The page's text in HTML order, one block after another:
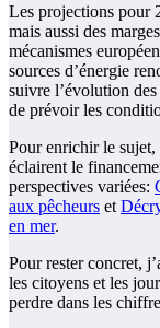
Les projections pour
mais aussi des
mécanismes
sources d’énergie
suivre l’évolution
de prévoir les
Pour enrichir le
éclairent le
perspectives variées:
aux pêcheurs et
en mer.
Pour rester concret,
les citoyens et les
perdre dans les